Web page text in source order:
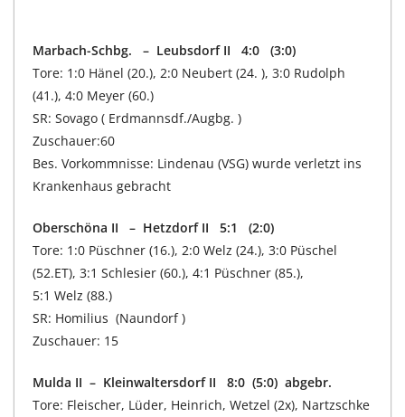
Marbach-Schbg. – Leubsdorf II 4:0 (3:0)
Tore: 1:0 Hänel (20.), 2:0 Neubert (24. ), 3:0 Rudolph
(41.), 4:0 Meyer (60.)
SR: Sovago ( Erdmannsdf./Augbg. )
Zuschauer:60
Bes. Vorkommnisse: Lindenau (VSG) wurde verletzt ins
Krankenhaus gebracht
Oberschöna II – Hetzdorf II 5:1 (2:0)
Tore: 1:0 Püschner (16.), 2:0 Welz (24.), 3:0 Püschel
(52.ET), 3:1 Schlesier (60.), 4:1 Püschner (85.),
5:1 Welz (88.)
SR: Homilius (Naundorf )
Zuschauer: 15
Mulda II – Kleinwaltersdorf II 8:0 (5:0) abgebr.
Tore: Fleischer, Lüder, Heinrich, Wetzel (2x), Nartzschke